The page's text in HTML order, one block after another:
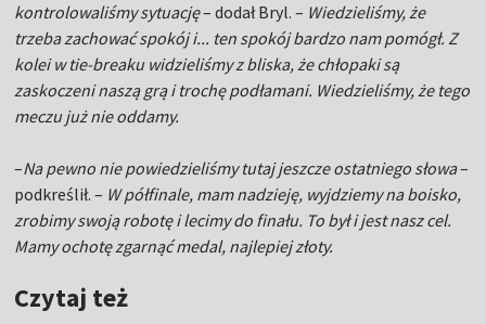
kontrolowaliśmy sytuację– dodał Bryl. – Wiedzieliśmy, że
trzeba zachować spokój i... ten spokój bardzo nam pomógł. Z
kolei w tie-breaku widzieliśmy z bliska, że chłopaki są
zaskoczeni naszą grą i trochę podłamani. Wiedzieliśmy, że tego
meczu już nie oddamy.
–Na pewno nie powiedzieliśmy tutaj jeszcze ostatniego słowa–
podkreślił. – W półfinale, mam nadzieję, wyjdziemy na boisko,
zrobimy swoją robotę i lecimy do finału. To był i jest nasz cel.
Mamy ochotę zgarnąć medal, najlepiej złoty.
Czytaj też